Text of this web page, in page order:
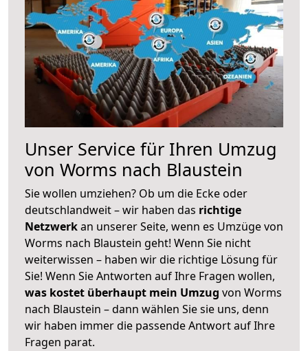
Unser Service für Ihren Umzug
von Worms nach Blaustein
Sie wollen umziehen? Ob um die Ecke oder
deutschlandweit – wir haben das richtige
Netzwerkan unserer Seite, wenn es Umzüge von
Worms nach Blaustein geht! Wenn Sie nicht
weiterwissen – haben wir die richtige Lösung für
Sie! Wenn Sie Antworten auf Ihre Fragen wollen,
was kostet überhaupt mein Umzug von Worms
nach Blaustein – dann wählen Sie sie uns, denn
wir haben immer die passende Antwort auf Ihre
Fragen parat.